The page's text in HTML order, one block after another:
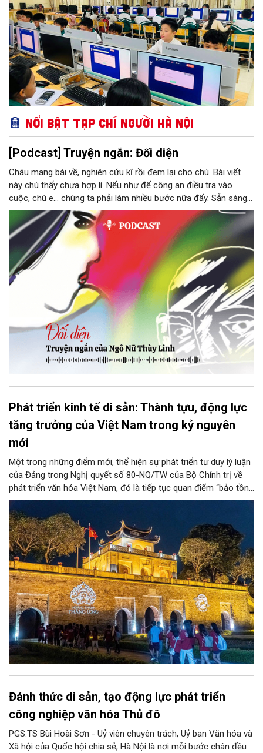
Nổi bật Tạp chí Người Hà Nội
[Podcast] Truyện ngắn: Đối diện
Cháu mang bài về, nghiên cứu kĩ rồi đem lại cho chú. Bài viết
này chú thấy chưa hợp lí. Nếu như để công an điều tra vào
cuộc, chú e… chúng ta phải làm nhiều bước nữa đấy. Sẵn sàng
thì tiếp tục nhé! Chú Minh cầm tập bài viết đưa lại cho Thy. Cô
ngại ngùng đỡ lấy. Đây là lần thứ ba, loạt bài phóng sự của mình
bị Tổng biên tập kêu lên để trả lại...
Phát triển kinh tế di sản: Thành tựu, động lực
tăng trưởng của Việt Nam trong kỷ nguyên
mới
Một trong những điểm mới, thể hiện sự phát triển tư duy lý luận
của Đảng trong Nghị quyết số 80-NQ/TW của Bộ Chính trị về
phát triển văn hóa Việt Nam, đó là tiếp tục quan điểm “bảo tồn
và phát huy giá trị di sản văn hóa gắn kết với phát triển kinh tế -
xã hội và du lịch”; đồng thời, nâng lên một tầm cao mới: “phát
triển kinh tế di sản”.
Đánh thức di sản, tạo động lực phát triển
công nghiệp văn hóa Thủ đô
PGS.TS Bùi Hoài Sơn - Uỷ viên chuyên trách, Uỷ ban Văn hóa và
Xã hội của Quốc hội chia sẻ, Hà Nội là nơi mỗi bước chân đều